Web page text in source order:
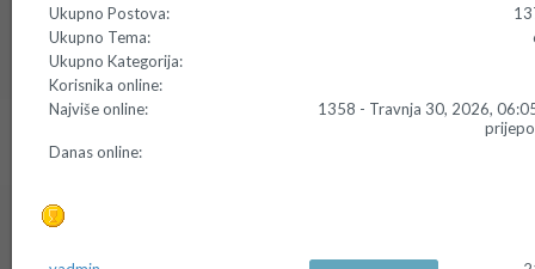
Ukupno Postova:
Ukupno Tema:
Ukupno Kategorija:
Korisnika online:
Najviše online:
1358 - Travnja 30, 2026,
Danas online: